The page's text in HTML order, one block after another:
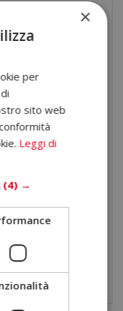
la prova di
che certifica il
SCHOOL,
di soci, dal
spagnola per la
timbro del Notaio
nazionale e
×
per
sito web
Leggi di
(4) →